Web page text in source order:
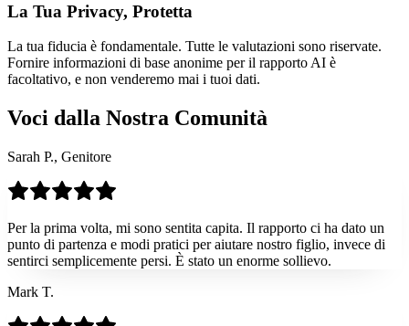
La Tua Privacy, Protetta
La tua fiducia è fondamentale. Tutte le valutazioni sono riservate.
Fornire informazioni di base anonime per il rapporto AI è
facoltativo, e non venderemo mai i tuoi dati.
Voci dalla Nostra Comunità
Sarah P., Genitore
Per la prima volta, mi sono sentita capita. Il rapporto ci ha dato un
punto di partenza e modi pratici per aiutare nostro figlio, invece di
sentirci semplicemente persi. È stato un enorme sollievo.
Mark T.